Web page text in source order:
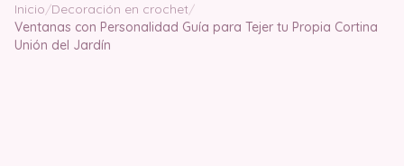
Inicio/Decoración en crochet/
Ventanas con Personalidad Guía para Tejer tu Propia Cortina
Unión del Jardín